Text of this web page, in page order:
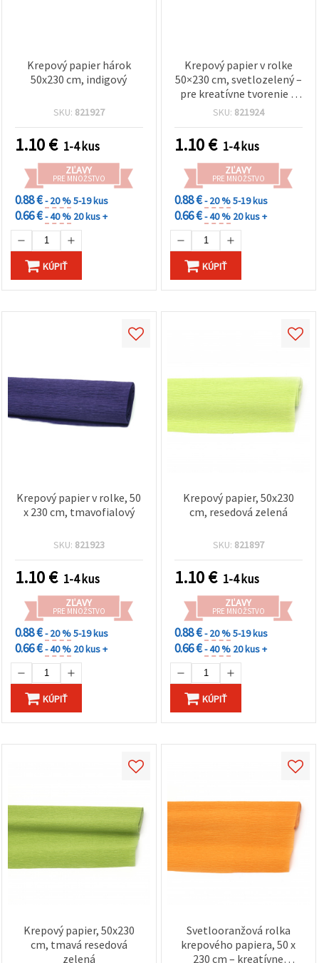
Krepový papier hárok
50x230 cm, indigový
SKU: 821927
1.10€ 1-4 kus
ZĽAVY
PRE MNOŽSTVO
0.88 €- 20 %5-19 kus
0.66 €- 40 % 20 kus +
KÚPIŤ
Krepový papier v rolke
50×230 cm, svetlozelený –
pre kreatívne tvorenie a
ručné práce
SKU: 821924
1.10€ 1-4 kus
ZĽAVY
PRE MNOŽSTVO
0.88 €- 20 %5-19 kus
0.66 €- 40 % 20 kus +
KÚPIŤ
Krepový papier v rolke, 50
x 230 cm, tmavofialový
SKU: 821923
1.10€ 1-4 kus
ZĽAVY
PRE MNOŽSTVO
0.88 €- 20 %5-19 kus
0.66 €- 40 % 20 kus +
KÚPIŤ
Krepový papier, 50x230
cm, resedová zelená
SKU: 821897
1.10€ 1-4 kus
ZĽAVY
PRE MNOŽSTVO
0.88 €- 20 %5-19 kus
0.66 €- 40 % 20 kus +
KÚPIŤ
Krepový papier, 50x230
cm, tmavá resedová
zelená
Svetlooranžová rolka
krepového papiera, 50 x
230 cm – kreatívne